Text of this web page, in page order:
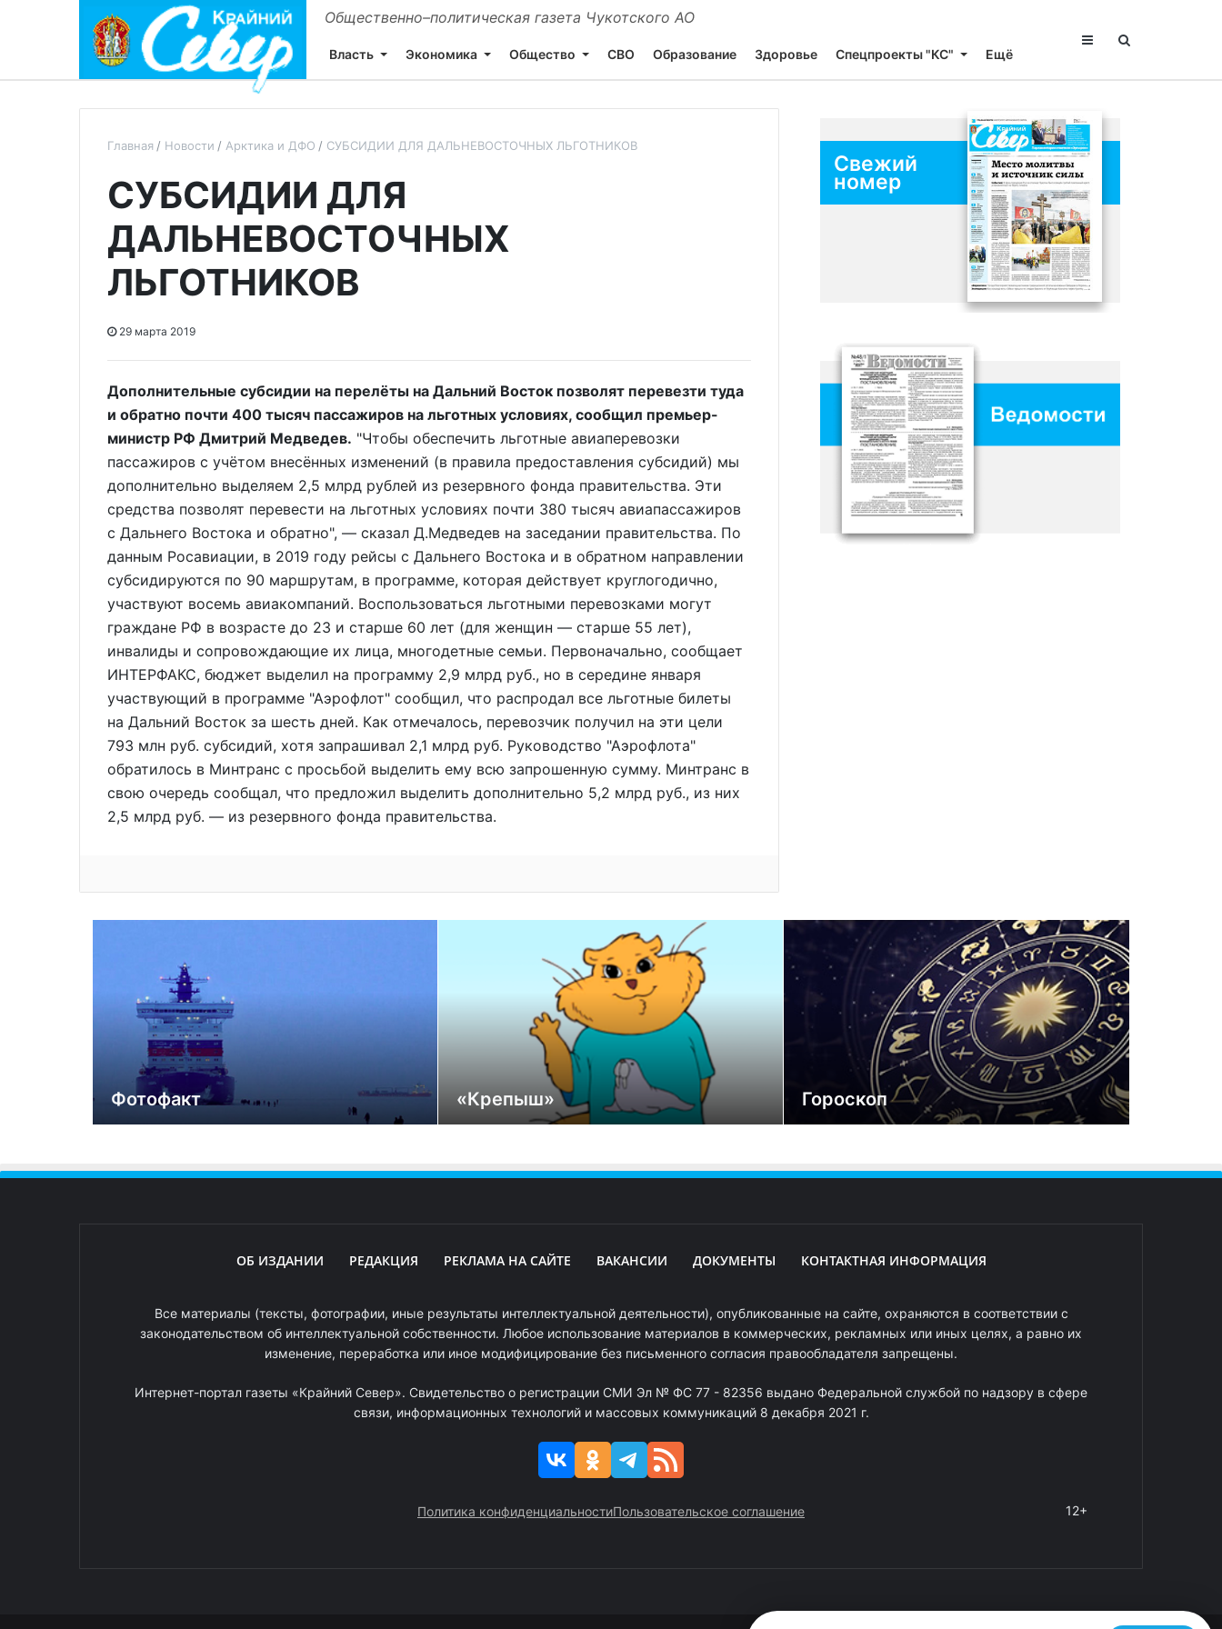
Общественно–политическая газета Чукотского АО
Власть Экономика Общество СВО Образование Здоровье Спецпроекты "КС" Ещё
Главная Новости Арктика и ДФО СУБСИДИИ ДЛЯ ДАЛЬНЕВОСТОЧНЫХ ЛЬГОТНИКОВ
СУБСИДИИ ДЛЯ
ДАЛЬНЕВОСТОЧНЫХ
ЛЬГОТНИКОВ
29 марта 2019
Дополнительные субсидии на перелёты на Дальний Восток позволят перевезти туда
и обратно почти 400 тысяч пассажиров на льготных условиях, сообщил премьер-
министр РФ Дмитрий Медведев. "Чтобы обеспечить льготные авиаперевозки
пассажиров с учётом внесённых изменений (в правила предоставления субсидий) мы
дополнительно выделяем 2,5 млрд рублей из резервного фонда правительства. Эти
средства позволят перевести на льготных условиях почти 380 тысяч авиапассажиров
с Дальнего Востока и обратно", — сказал Д.Медведев на заседании правительства. По
данным Росавиации, в 2019 году рейсы с Дальнего Востока и в обратном направлении
субсидируются по 90 маршрутам, в программе, которая действует круглогодично,
участвуют восемь авиакомпаний. Воспользоваться льготными перевозками могут
граждане РФ в возрасте до 23 и старше 60 лет (для женщин — старше 55 лет),
инвалиды и сопровождающие их лица, многодетные семьи. Первоначально, сообщает
ИНТЕРФАКС, бюджет выделил на программу 2,9 млрд руб., но в середине января
участвующий в программе "Аэрофлот" сообщил, что распродал все льготные билеты
на Дальний Восток за шесть дней. Как отмечалось, перевозчик получил на эти цели
793 млн руб. субсидий, хотя запрашивал 2,1 млрд руб. Руководство "Аэрофлота"
обратилось в Минтранс с просьбой выделить ему всю запрошенную сумму. Минтранс в
свою очередь сообщал, что предложил выделить дополнительно 5,2 млрд руб., из них
2,5 млрд руб. — из резервного фонда правительства.
Свежий
номер
Фотофакт «Крепыш» Гороскоп
ОБ ИЗДАНИИ РЕДАКЦИЯ РЕКЛАМА НА САЙТЕ ВАКАНСИИ ДОКУМЕНТЫ КОНТАКТНАЯ ИНФОРМАЦИЯ
Все материалы (тексты, фотографии, иные результаты интеллектуальной деятельности), опубликованные на сайте, охраняются в соответствии с
законодательством об интеллектуальной собственности. Любое использование материалов в коммерческих, рекламных или иных целях, а равно их
изменение, переработка или иное модифицирование без письменного согласия правообладателя запрещены.
Интернет-портал газеты «Крайний Север». Свидетельство о регистрации СМИ Эл № ФС 77 - 82356 выдано Федеральной службой по надзору в сфере
связи, информационных технологий и массовых коммуникаций 8 декабря 2021 г.
Политика конфиденциальностиПользовательское соглашение 12+